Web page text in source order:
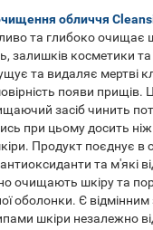
обличчя
та глибоко очищає
залишків косметики
та видаляє мертві
появи прищів.
засіб чинить
при цьому досить
Продукт поєднує в
та м'які
очищають шкіру та
оболонки. Є
шкіри незалежно